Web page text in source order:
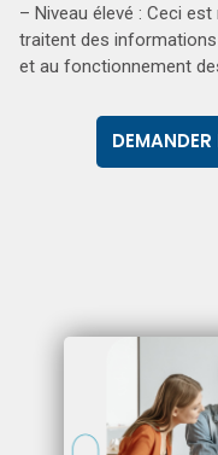
– Niveau élevé : Ceci
traitent des
et au fonctionnement